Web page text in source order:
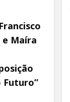
e Maíra
Futuro”